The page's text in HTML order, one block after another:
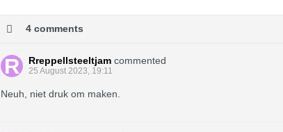
4 comments
Rreppellsteeltjam commented
25 August 2023, 19:11
Neuh, niet druk om maken.